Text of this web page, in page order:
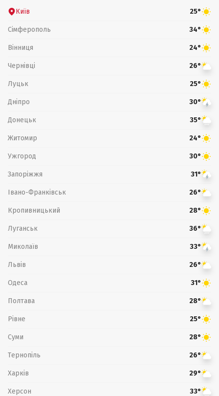
Київ 25°
Сімферополь 34°
Вінниця 24°
Чернівці 26°
Луцьк 25°
Дніпро 30°
Донецьк 35°
Житомир 24°
Ужгород 30°
Запоріжжя 31°
Івано-Франківськ 26°
Кропивницький 28°
Луганськ 36°
Миколаїв 33°
Львів 26°
Одеса 31°
Полтава 28°
Рівне 25°
Суми 28°
Тернопіль 26°
Харків 29°
Херсон 33°